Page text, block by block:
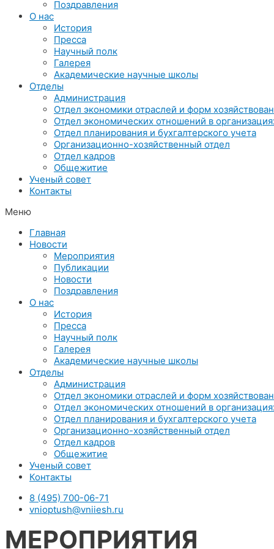
Поздравления
О нас
История
Пресса
Научный полк
Галерея
Академические научные школы
Отделы
Администрация
Отдел экономики отраслей и форм
Отдел экономических отношений в
Отдел планирования и бухгалтерского учета
Организационно-хозяйственный отдел
Отдел кадров
Общежитие
Ученый совет
Контакты
Меню
Главная
Новости
Мероприятия
Публикации
Новости
Поздравления
О нас
История
Пресса
Научный полк
Галерея
Академические научные школы
Отделы
Администрация
Отдел экономики отраслей и форм
Отдел экономических отношений в
Отдел планирования и бухгалтерского учета
Организационно-хозяйственный отдел
Отдел кадров
Общежитие
Ученый совет
Контакты
8 (495) 700-06-71
vnioptush@vniiesh.ru
МЕРОПРИЯТИЯ